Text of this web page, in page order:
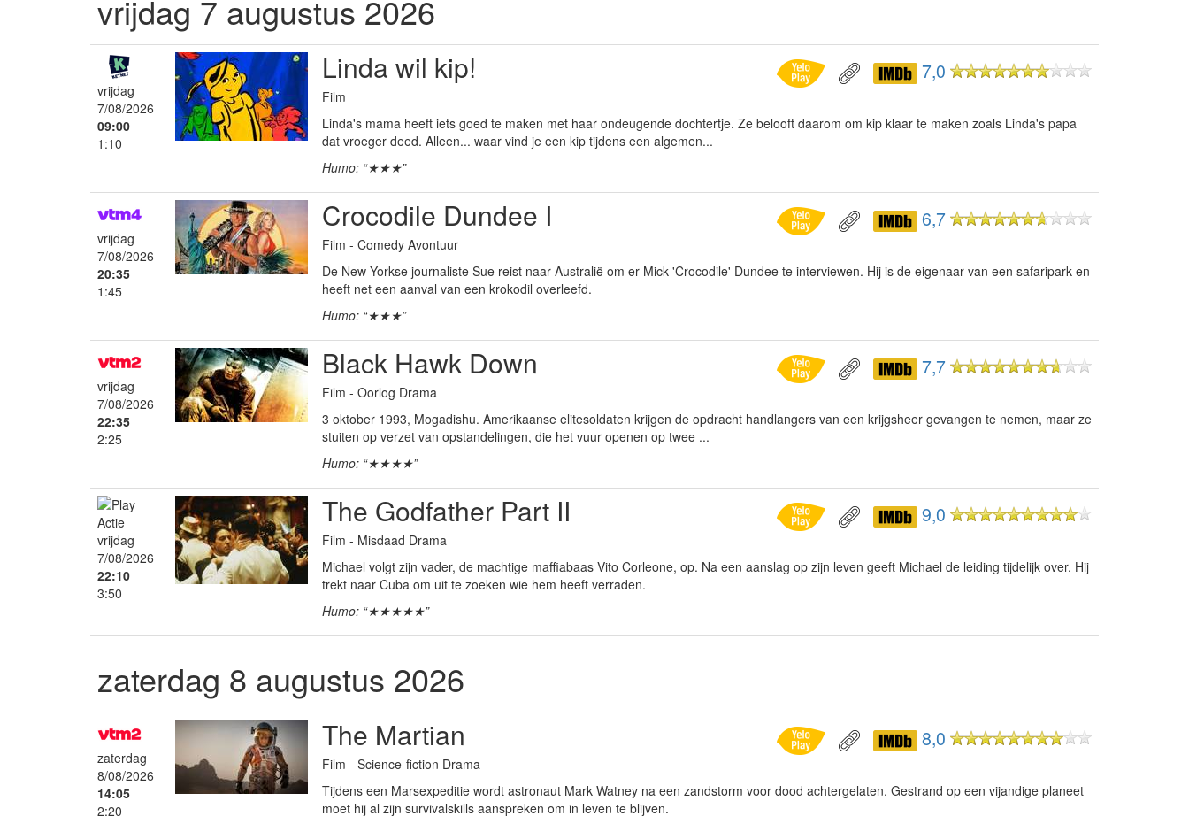
vrijdag 7 augustus 2026
vrijdag
7/08/2026
09:00
1:10
Linda wil kip! 7,0
Film
Linda's mama heeft iets goed te maken met haar ondeugende dochtertje. Ze belooft daarom om kip klaar te maken zoals Linda's papa
dat vroeger deed. Alleen... waar vind je een kip tijdens een algemen...
Humo: “★★★”
vrijdag
7/08/2026
20:35
1:45
Crocodile Dundee I 6,7
Film - Comedy Avontuur
De New Yorkse journaliste Sue reist naar Australië om er Mick 'Crocodile' Dundee te interviewen. Hij is de eigenaar van een safaripark en
heeft net een aanval van een krokodil overleefd.
Humo: “★★★”
vrijdag
7/08/2026
22:35
2:25
Black Hawk Down 7,7
Film - Oorlog Drama
3 oktober 1993, Mogadishu. Amerikaanse elitesoldaten krijgen de opdracht handlangers van een krijgsheer gevangen te nemen, maar ze
stuiten op verzet van opstandelingen, die het vuur openen op twee ...
Humo: “★★★★”
vrijdag
7/08/2026
22:10
3:50
The Godfather Part II 9,0
Film - Misdaad Drama
Michael volgt zijn vader, de machtige maffiabaas Vito Corleone, op. Na een aanslag op zijn leven geeft Michael de leiding tijdelijk over. Hij
trekt naar Cuba om uit te zoeken wie hem heeft verraden.
Humo: “★★★★★”
zaterdag 8 augustus 2026
zaterdag
8/08/2026
14:05
2:20
The Martian 8,0
Film - Science-fiction Drama
Tijdens een Marsexpeditie wordt astronaut Mark Watney na een zandstorm voor dood achtergelaten. Gestrand op een vijandige planeet
moet hij al zijn survivalskills aanspreken om in leven te blijven.